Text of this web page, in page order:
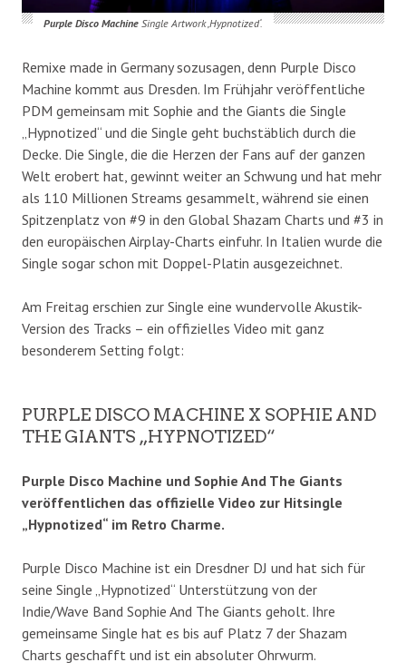
Purple Disco MachineSingle Artwork ‚Hypnotized‘.
Remixe made in Germany sozusagen, denn Purple Disco
Machine kommt aus Dresden. Im Frühjahr veröffentliche
PDM gemeinsam mit Sophie and the Giants die Single
„Hypnotized“ und die Single geht buchstäblich durch die
Decke. Die Single, die die Herzen der Fans auf der ganzen
Welt erobert hat, gewinnt weiter an Schwung und hat mehr
als 110 Millionen Streams gesammelt, während sie einen
Spitzenplatz von #9 in den Global Shazam Charts und #3 in
den europäischen Airplay-Charts einfuhr. In Italien wurde die
Single sogar schon mit Doppel-Platin ausgezeichnet.
Am Freitag erschien zur Single eine wundervolle Akustik-
Version des Tracks – ein offizielles Video mit ganz
besonderem Setting folgt:
PURPLE DISCO MACHINE X SOPHIE AND
THE GIANTS „HYPNOTIZED“
Purple Disco Machine und Sophie And The Giants
veröffentlichen das offizielle Video zur Hitsingle
„Hypnotized“ im Retro Charme.
Purple Disco Machine ist ein Dresdner DJ und hat sich für
seine Single „Hypnotized“ Unterstützung von der
Indie/Wave Band Sophie And The Giants geholt. Ihre
gemeinsame Single hat es bis auf Platz 7 der Shazam
Charts geschafft und ist ein absoluter Ohrwurm.